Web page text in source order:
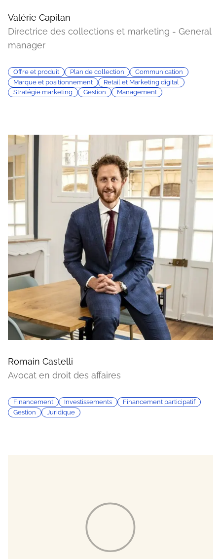
Valérie Capitan
Directrice des collections et marketing - General
manager
Offre et produit Plan de collection
Communication
Marque et positionnement
Retail et Marketing digital
Stratégie marketing
Gestion Management
Romain Castelli
Avocat en droit des affaires
Financement Investissements
Financement participatif
Gestion
Juridique